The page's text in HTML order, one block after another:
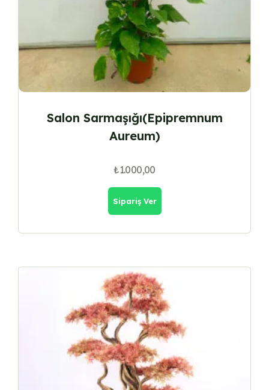
Salon Sarmaşığı(Epipremnum
Aureum)
₺1.000,00
Sipariş Ver